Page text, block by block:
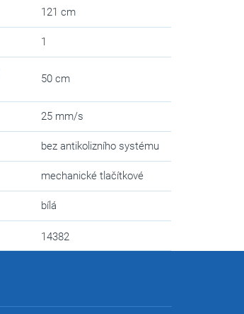
121 cm
1
50 cm
25 mm/s
bez antikolizního systému
mechanické tlačítkové
bílá
14382